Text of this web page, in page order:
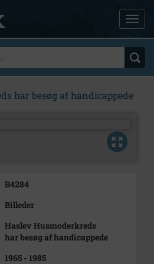
har besøg af handicappede
B4284
Billeder
Haslev Husmoderkreds
har besøg af handicappede
1965 - 1985